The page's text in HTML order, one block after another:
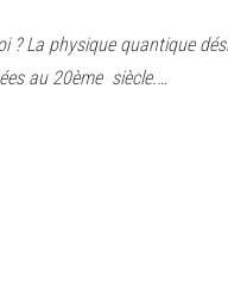
? La physique quantique
au 20ème siècle.…